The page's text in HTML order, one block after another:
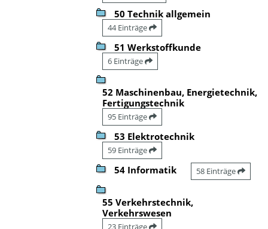
50 Technik allgemein
44 Einträge
51 Werkstoffkunde
6 Einträge
52 Maschinenbau, Energietechnik,
Fertigungstechnik
95 Einträge
53 Elektrotechnik
59 Einträge
54 Informatik 58 Einträge
55 Verkehrstechnik,
Verkehrswesen
23 Einträge